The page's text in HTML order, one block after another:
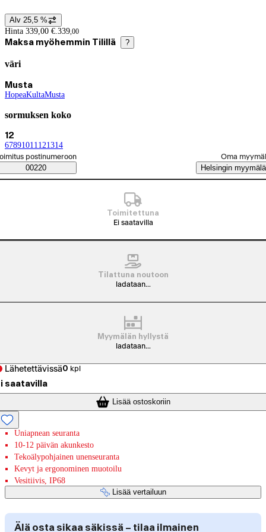
Hintatiedot
Alv 25,5 %
Hinta 339,00 €. 339,00
Maksa myöhemmin Tilillä ?
väri
Tämänhetkinen valinta Musta
Musta
Hopea(väri)
Kulta(väri)
Musta
sormuksen koko
Tämänhetkinen valinta 12
12
6(sormuksen koko
7(sormuksen koko
8(sormuksen koko
9(sormuksen koko
10(sormuksen koko
11(sormuksen koko
12(sormuksen koko
13(sormuksen koko
14
Saatavuustiedot
tilaustapa
postinumeroon
00220
Oma
Helsingin myymälä
Toimitettuna
Ei saatavilla
Tilattuna noutoon
ladataan...
Myymälän hyllystä
ladataan...
Lähetettävissä0 kpl
saatavilla
Lisää ostoskoriin
Uniapnean seuranta
10-12 päivän akunkesto
Tekoälypohjainen unenseuranta
Kevyt ja ergonominen muotoilu
Vesitiivis, IP68
Lisää vertailuun
Älä osta sikaa säkissä – tilaa ilmainen